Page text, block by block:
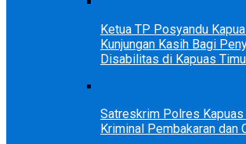
Ketua TP Posyandu
Kunjungan Kasih Bagi
Disabilitas di Kapuas
Satreskrim Polres Kapuas
Kriminal Pembakaran dan